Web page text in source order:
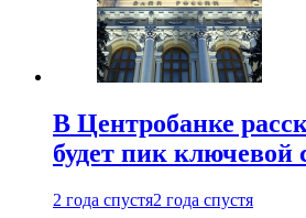
В Центробанке
будет пик ключевой
2 года спустя2 года спустя